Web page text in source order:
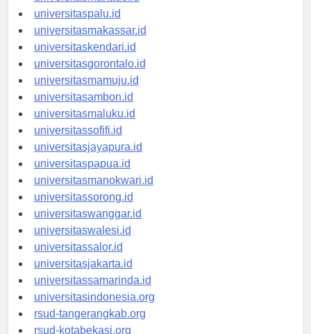
universitasmanado.id
universitaspalu.id
universitasmakassar.id
universitaskendari.id
universitasgorontalo.id
universitasmamuju.id
universitasambon.id
universitasmaluku.id
universitassofifi.id
universitasjayapura.id
universitaspapua.id
universitasmanokwari.id
universitassorong.id
universitaswanggar.id
universitaswalesi.id
universitassalor.id
universitasjakarta.id
universitassamarinda.id
universitasindonesia.org
rsud-tangerangkab.org